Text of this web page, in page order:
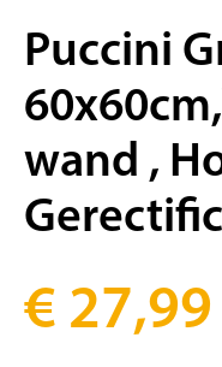
Puccini
wand ,
€ 27,99